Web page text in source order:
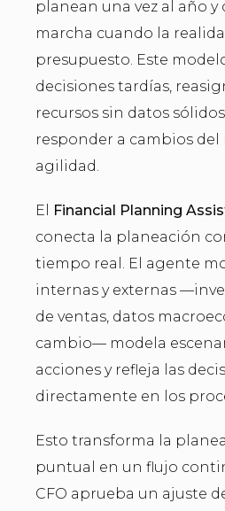
planean una vez al año
marcha cuando la
presupuesto. Este
decisiones tardías,
recursos sin datos
responder a cambios del
agilidad.
El Financial Planning
conecta la planeación
tiempo real. El agente
internas y externas
de ventas, datos
cambio— modela
acciones y refleja las
directamente en los
Esto transforma la
puntual en un flujo
CFO aprueba un ajuste